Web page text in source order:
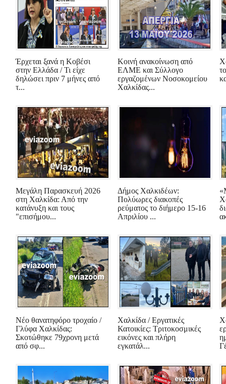
Έρχεται ξανά η Κοβέσι
στην Ελλάδα / Τι είχε
δηλώσει πριν 7 μήνες από
τ...
Κοινή ανακοίνωση από
ΕΛΜΕ και Σύλλογο
εργαζομένων Νοσοκομείου
Χαλκίδας...
Μεγάλη Παρασκευή 2026
στη Χαλκίδα: Από την
κατάνυξη και τους
"επισήμου...
Δήμος Χαλκιδέων:
Πολύωρες διακοπές
ρεύματος το διήμερο 15-16
Απριλίου ...
Νέο θανατηφόρο τροχαίο /
Γλύφα Χαλκίδας:
Σκοτώθηκε 79χρονη μετά
από σφ...
Χαλκίδα / Εργατικές
Κατοικίες: Τριτοκοσμικές
εικόνες και πλήρη
εγκατάλ...